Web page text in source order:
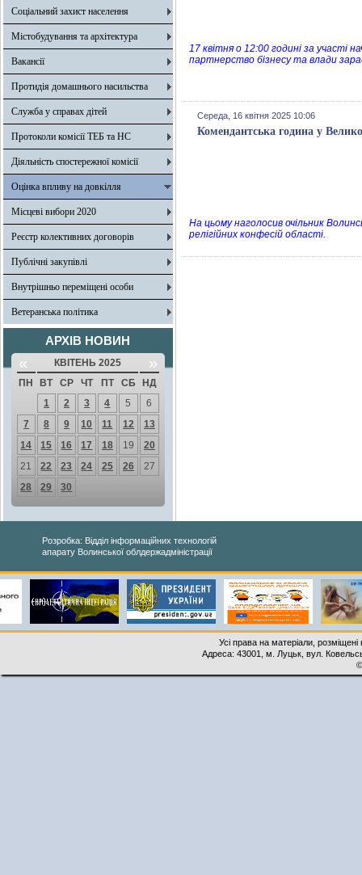
Соціальний захист населення
Містобудування та архітектура
Вакансії
Протидія домашнього насильства
Служба у справах дітей
Протоколи комісії ТЕБ та НС
Діяльність спостережної комісії
Оцінка впливу на довкілля
Місцеві вибори 2020
Реєстр колективних договорів
Публічні закупівлі
Внутрішньо переміщені особи
Ветеранська політика
АРХІВ НОВИН
« КВІТЕНЬ 2025 »
ПН ВТ СР ЧТ ПТ СБ
НД
1
2 3 4 5
6
7
8 9 10 11 12
13
14
15 16 17 18 19
20
21
22 23 24 25 26
27
28
29 30
17 квітня о 12:00 годині за участі
партнерство бізнесу та влади
Середа, 16 квітня 2025 10:06
Комендантська година у
На цьому наголосив очільник
релігійних конфесій області.
Розробка: Відділ інформаційних технологій
апарату Волинської облдержадміністрації
Усі права на матеріали,
Адреса: 43001, м. Луцьк, вул.